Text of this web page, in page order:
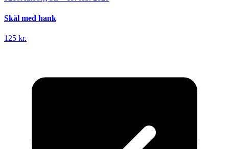
Skål med hank
125 kr.